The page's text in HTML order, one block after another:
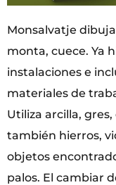
Monsalvatje
monta, cuece. Ya
instalaciones e
materiales de
Utiliza arcilla,
también hierros,
objetos
palos. El cambiar